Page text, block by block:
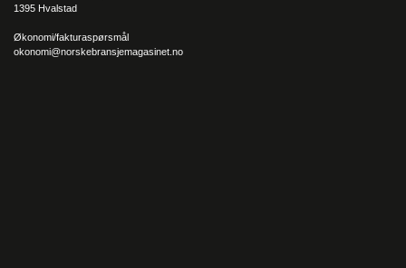
1395 Hvalstad
Økonomi/fakturaspørsmål
okonomi@norskebransjemagasinet.no